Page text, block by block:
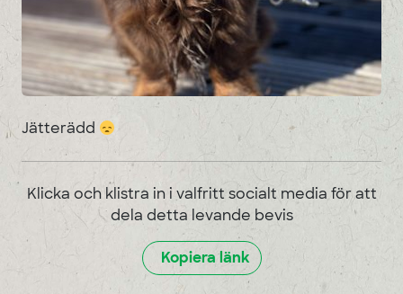
Jätterädd
Klicka och klistra in i valfritt socialt media för att
dela detta levande bevis
Kopiera länk